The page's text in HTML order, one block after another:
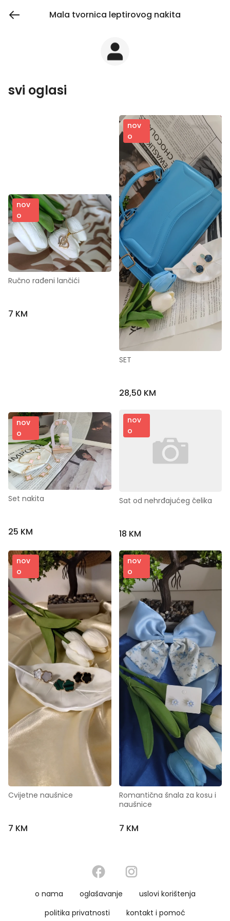
Mala tvornica leptirovog nakita
svi oglasi
nov
o
Ručno rađeni lančići
7 KM
nov
o
SET
28,50 KM
nov
o
Set nakita
25 KM
nov
o
Sat od nehrđajućeg čelika
18 KM
nov
o
Cvijetne naušnice
7 KM
nov
o
Romantična šnala za kosu i
naušnice
7 KM
o nama oglašavanje
uslovi korištenja
politika privatnosti
kontakt i pomoć